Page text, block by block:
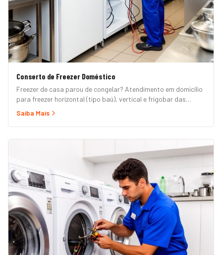
Conserto de Freezer Doméstico
Freezer de casa parou de congelar? Atendimento em domicílio
para freezer horizontal (tipo baú), vertical e frigobar das
marcas Brastemp, Consul, Electrolux, Esmaltec, Philco e
de restaurante, padaria ou mercado, veja nossa página de
Freezer Comercial.)
Saiba Mais